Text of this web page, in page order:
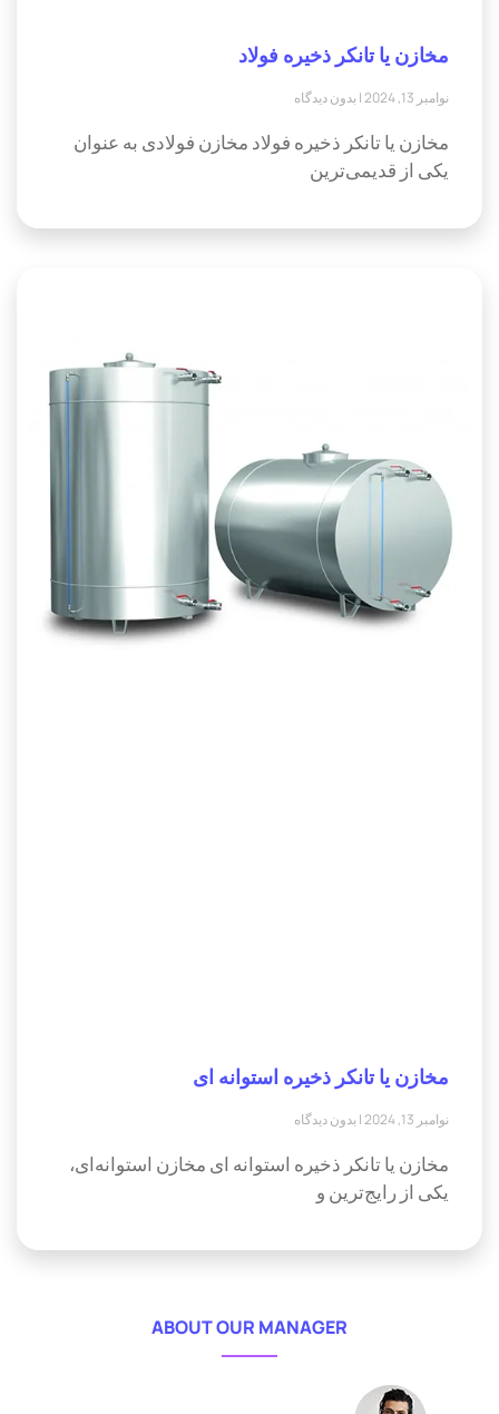
مخازن یا تانکر ذخیره فولاد
نوامبر 13, 2024 بدون دیدگاه
مخازن یا تانکر ذخیره فولاد مخازن فولادی به عنوان
یکی از قدیمی‌ترین
مخازن یا تانکر ذخیره استوانه ای
نوامبر 13, 2024 بدون دیدگاه
مخازن یا تانکر ذخیره استوانه ای مخازن استوانه‌ای،
یکی از رایج‌ترین و
ABOUT OUR MANAGER